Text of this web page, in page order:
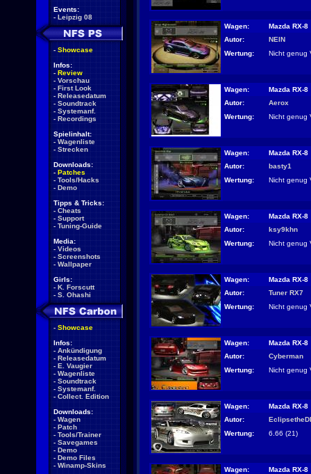
Events:
- Leipzig 08
- Showcase
Infos:
- Review
- Vorschau
- First Look
- Releasedatum
- Soundtrack
- Systemanf.
- Recordings
Spielinhalt:
- Wagenliste
- Strecken
Downloads:
- Patches
- Tools/Hacks
- Demo
Tipps & Tricks:
- Cheats
- Support
- Tuning-Guide
Media:
- Videos
- Screenshots
- Wallpaper
Girls:
- K. Forscutt
- S. Ohashi
- Showcase
Infos:
- Ankündigung
- Releasedatum
- E. Vaugier
- Wagenliste
- Soundtrack
- Systemanf.
- Collect. Edition
Downloads:
- Wagen
- Patch
- Tools/Trainer
- Savegames
- Demo
- Demo Files
- Winamp-Skins
Wagen:
Mazda RX-8
Autor:
NEIN
Wertung:
Nicht genug
Wagen:
Mazda RX-8
Autor:
Aerox
Wertung:
Nicht genug
Wagen:
Mazda RX-8
Autor:
basty1
Wertung:
Nicht genug
Wagen:
Mazda RX-8
Autor:
ksy9khn
Wertung:
Nicht genug
Wagen:
Mazda RX-8
Autor:
Tuner RX7
Wertung:
Nicht genug
Wagen:
Mazda RX-8
Autor:
Cyberman
Wertung:
Nicht genug
Wagen:
Mazda RX-8
Autor:
Wertung:
6.66 (21)
Wagen:
Mazda RX-8